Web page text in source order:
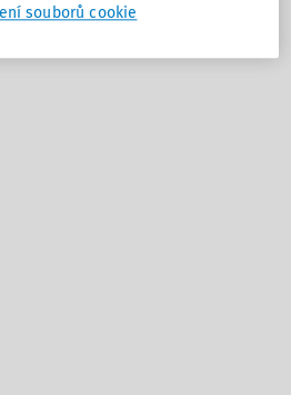
souborů cookie